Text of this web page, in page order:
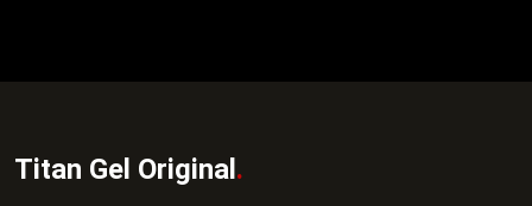
Titan Gel Original.